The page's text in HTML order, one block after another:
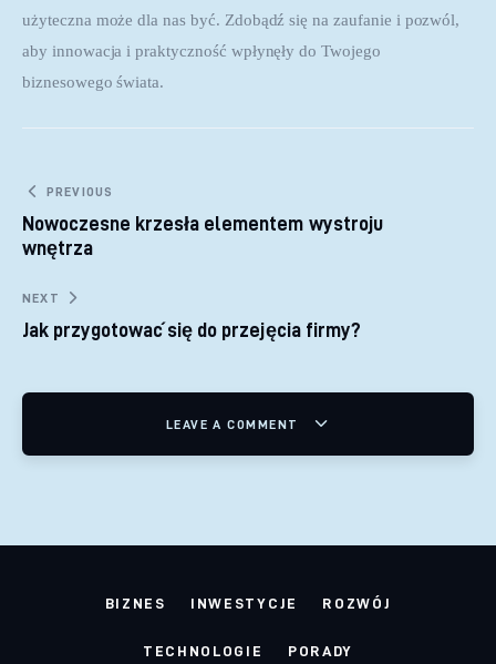
użyteczna może dla nas być. Zdobądź się na zaufanie i pozwól,
aby innowacja i praktyczność wpłynęły do Twojego
biznesowego świata.
Nawigacja wpisu
PREVIOUS
Nowoczesne krzesła elementem wystroju
wnętrza
NEXT
Jak przygotować się do przejęcia firmy?
LEAVE A COMMENT
BIZNES INWESTYCJE ROZWÓJ
TECHNOLOGIE PORADY